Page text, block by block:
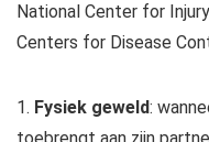
National Center for
Centers for Disease
1. Fysiek geweld: